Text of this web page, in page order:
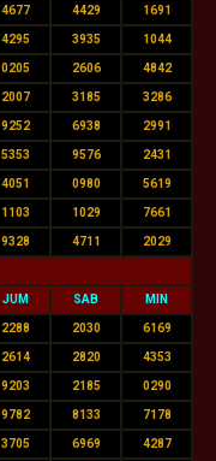
4677 4429 1691
4295 3935 1044
0205 2606 4842
2007 3185 3286
9252 6938 2991
5353 9576 2431
4051 0980 5619
1103 1029 7661
9328 4711 2029
JUM SAB MIN
2288 2030 6169
2614 2820 4353
9203 2185 0290
9782 8133 7178
3705 6969 4287